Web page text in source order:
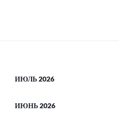
ИЮЛЬ 2026
ИЮНЬ 2026